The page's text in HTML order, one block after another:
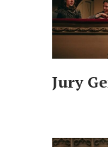
Jury